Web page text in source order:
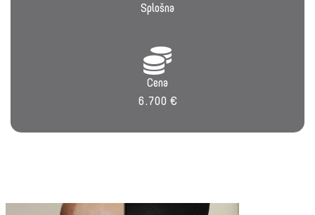
Splošna
Cena
6.700 €